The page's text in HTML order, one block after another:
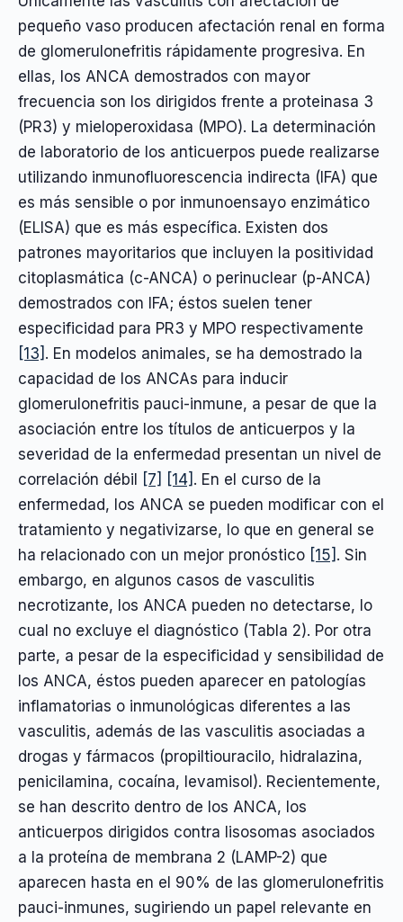
pequeño vaso producen afectación renal en forma
de glomerulonefritis rápidamente progresiva. En
ellas, los ANCA demostrados con mayor
frecuencia son los dirigidos frente a proteinasa 3
(PR3) y mieloperoxidasa (MPO). La determinación
de laboratorio de los anticuerpos puede realizarse
utilizando inmunofluorescencia indirecta (IFA) que
es más sensible o por inmunoensayo enzimático
(ELISA) que es más específica. Existen dos
patrones mayoritarios que incluyen la positividad
citoplasmática (c-ANCA) o perinuclear (p-ANCA)
demostrados con IFA; éstos suelen tener
especificidad para PR3 y MPO respectivamente
[13] . En modelos animales, se ha demostrado la
capacidad de los ANCAs para inducir
glomerulonefritis pauci-inmune, a pesar de que la
asociación entre los títulos de anticuerpos y la
severidad de la enfermedad presentan un nivel de
correlación débil [7] [14] . En el curso de la
enfermedad, los ANCA se pueden modificar con el
tratamiento y negativizarse, lo que en general se
ha relacionado con un mejor pronóstico [15] . Sin
embargo, en algunos casos de vasculitis
necrotizante, los ANCA pueden no detectarse, lo
cual no excluye el diagnóstico (Tabla 2). Por otra
parte, a pesar de la especificidad y sensibilidad de
los ANCA, éstos pueden aparecer en patologías
inflamatorias o inmunológicas diferentes a las
vasculitis, además de las vasculitis asociadas a
drogas y fármacos (propiltiouracilo, hidralazina,
penicilamina, cocaína, levamisol). Recientemente,
se han descrito dentro de los ANCA, los
anticuerpos dirigidos contra lisosomas asociados
a la proteína de membrana 2 (LAMP-2) que
aparecen hasta en el 90% de las glomerulonefritis
pauci-inmunes, sugiriendo un papel relevante en